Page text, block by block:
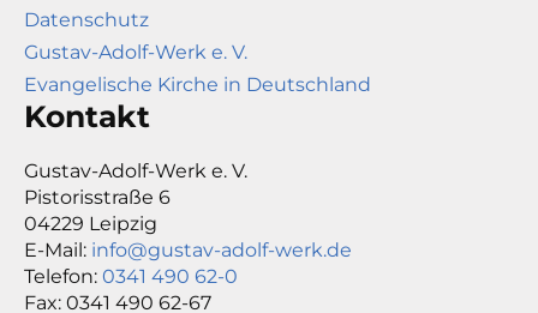
Datenschutz
Gustav-Adolf-Werk e. V.
Evangelische Kirche in Deutschland
Kontakt
Gustav-Adolf-Werk e. V.
Pistorisstraße 6
04229 Leipzig
E-Mail: info@gustav-adolf-werk.de
Telefon: 0341 490 62-0
Fax: 0341 490 62-67